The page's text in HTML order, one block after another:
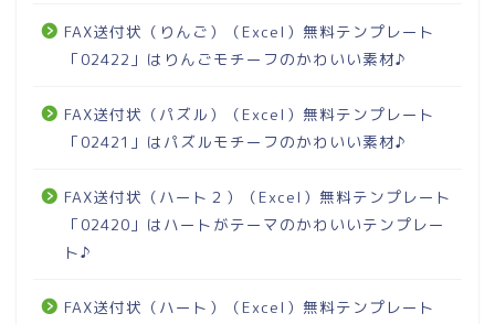
FAX送付状（りんご）（Excel）無料テンプレート
「02422」はりんごモチーフのかわいい素材♪
FAX送付状（パズル）（Excel）無料テンプレート
「02421」はパズルモチーフのかわいい素材♪
FAX送付状（ハート２）（Excel）無料テンプレート
「02420」はハートがテーマのかわいいテンプレー
ト♪
FAX送付状（ハート）（Excel）無料テンプレート